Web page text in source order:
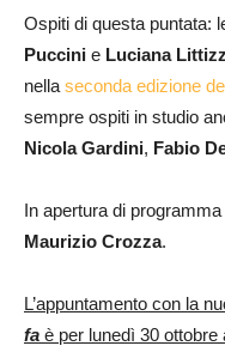
Ospiti di questa puntata:
Puccini e Luciana
nella seconda edizione
sempre ospiti in studio
Nicola Gardini, Fabio
In apertura di
Maurizio Crozza.
L’appuntamento con la
fa è per lunedì 30 ottobre